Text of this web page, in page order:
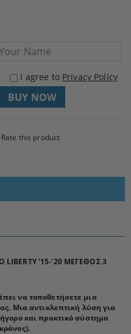
I agree to Privacy Policy
Rate this product
LIBERTY '15-'20 ΜΕΓΕΘΟΣ 3
να τοποθετήσετε μια
Μια αντικλεπτική λύση για
και πρακτικό σύστημα